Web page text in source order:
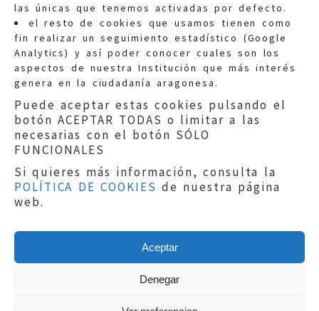
las únicas que tenemos activadas por defecto.
el resto de cookies que usamos tienen como
fin realizar un seguimiento estadístico (Google
Analytics) y así poder conocer cuales son los
aspectos de nuestra Institución que más interés
genera en la ciudadanía aragonesa.
Puede aceptar estas cookies pulsando el
botón ACEPTAR TODAS o limitar a las
necesarias con el botón SÓLO
FUNCIONALES
Si quieres más información, consulta la
POLÍTICA DE COOKIES de nuestra página
web.
Aceptar
Denegar
Quejas:quejas@eljusticiadearagon.es
Información general:
informacion@eljusticiadearagon.es
Teléfonos:900 210 210/
Aviso legal|Política de privacidad|
Protección de Datos
Política de cookies
Copyright © 2019El Justicia de Aragón|
Sephor Consulting